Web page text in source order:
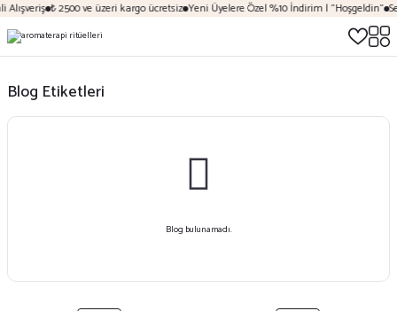
Alışveriş ₺ 2500 ve üzeri kargo ücretsiz Yeni Üyelere Özel %10 İndirim | "Hoşgeldin"
Blog Etiketleri
Blog bulunamadı.